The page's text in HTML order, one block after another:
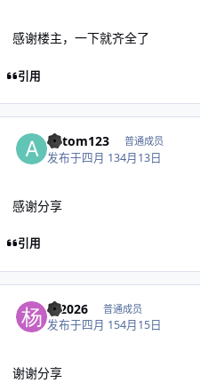
感谢楼主，一下就齐全了
引用
autom123 普通成员
发布于四月 134月13日
感谢分享
引用
杨2026 普通成员
发布于四月 154月15日
谢谢分享